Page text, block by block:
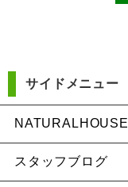
サイドメニュー
スタッフブログ